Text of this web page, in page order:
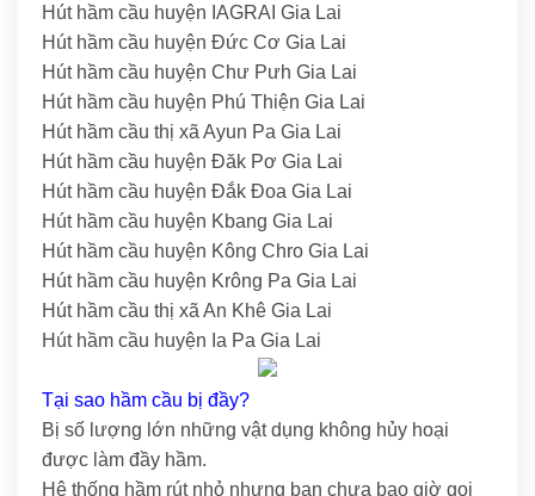
Hút hầm cầu huyện IAGRAI Gia Lai
Hút hầm cầu huyện Đức Cơ Gia Lai
Hút hầm cầu huyện Chư Pưh Gia Lai
Hút hầm cầu huyện Phú Thiện Gia Lai
Hút hầm cầu thị xã Ayun Pa Gia Lai
Hút hầm cầu huyện Đăk Pơ Gia Lai
Hút hầm cầu huyện Đắk Đoa Gia Lai
Hút hầm cầu huyện Kbang Gia Lai
Hút hầm cầu huyện Kông Chro Gia Lai
Hút hầm cầu huyện Krông Pa Gia Lai
Hút hầm cầu thị xã An Khê Gia Lai
Hút hầm cầu huyện Ia Pa Gia Lai
Tại sao hầm cầu bị đầy?
Bị số lượng lớn những vật dụng không hủy hoại
được làm đầy hầm.
Hệ thống hầm rút nhỏ nhưng bạn chưa bao giờ gọi